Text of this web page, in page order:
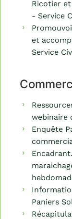
Ricotier
- Service
et
Service
webinaire
Enquête
Paniers